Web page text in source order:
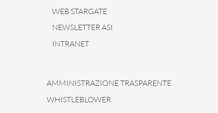
WEB STARGATE
NEWSLETTER ASI
INTRANET
AMMINISTRAZIONE TRASPARENTE
WHISTLEBLOWER